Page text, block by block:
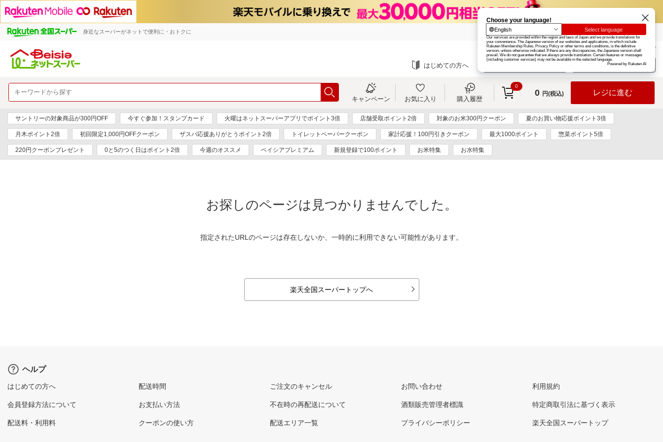
身近なスーパーがネットで便利に・おトクに 楽天グループ カード
お知らせ ヘルプ
はじめての方へ ログイン
キャンペーン お気に入り 購入履歴
0
0 円(税込) レジに進む
サントリーの対象商品が300円OFF 今すぐ参加！スタンプカード 火曜はネットスーパーアプリでポイント3倍 店舗受取ポイント2倍 対象のお米300円クーポン 夏のお買い物応援ポイント3倍
月木ポイント2倍 初回限定1,000円OFFクーポン ザスパ応援ありがとうポイント2倍 トイレットペーパークーポン 家計応援！100円引きクーポン 最大1000ポイント 惣菜ポイント5倍
220円クーポンプレゼント 0と5のつく日はポイント2倍 今週のオススメ ベイシアプレミアム 新規登録で100ポイント お米特集 お水特集
お探しのページは見つかりませんでした。
指定されたURLのページは存在しないか、一時的に利用できない可能性があります。
楽天全国スーパートップへ
ヘルプ
はじめての方へ
会員登録方法について
配送料・利用料
配送時間
お支払い方法
クーポンの使い方
ご注文のキャンセル
不在時の再配送について
配送エリア一覧
お問い合わせ
酒類販売管理者標識
プライバシーポリシー
利用規約
特定商取引法に基づく表示
楽天全国スーパートップ